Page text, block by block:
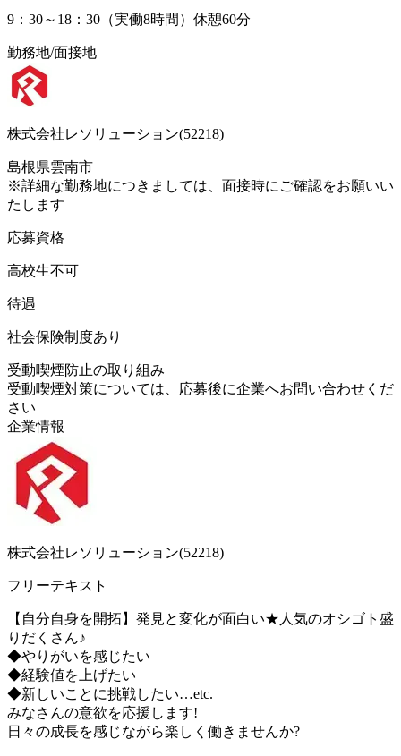
9：30～18：30（実働8時間）休憩60分
勤務地/面接地
株式会社レソリューション(52218)
島根県雲南市
※詳細な勤務地につきましては、面接時にご確認をお願いい
たします
応募資格
高校生不可
待遇
社会保険制度あり
受動喫煙防止の取り組み
受動喫煙対策については、応募後に企業へお問い合わせくだ
さい
企業情報
株式会社レソリューション(52218)
フリーテキスト
【自分自身を開拓】発見と変化が面白い★人気のオシゴト盛
りだくさん♪
◆やりがいを感じたい
◆経験値を上げたい
◆新しいことに挑戦したい…etc.
みなさんの意欲を応援します!
日々の成長を感じながら楽しく働きませんか?